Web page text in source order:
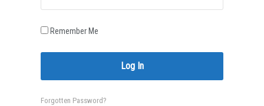
Remember Me
Forgotten Password?